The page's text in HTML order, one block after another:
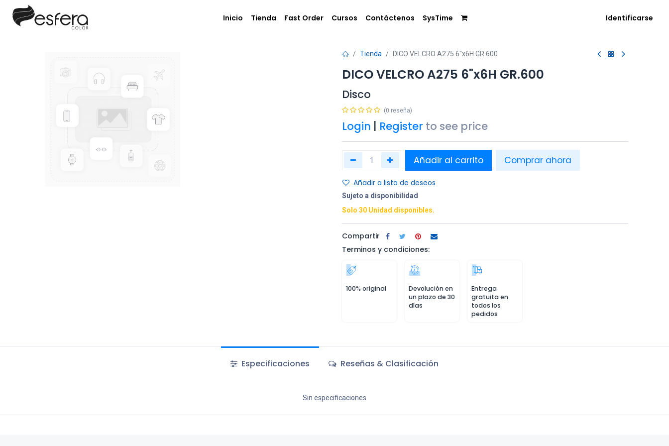
Inicio Tienda Fast Order Cursos Contáctenos SysTime Identificarse
Tienda DICO VELCRO A275 6"x6H GR.600
DICO VELCRO A275 6"x6H GR.600
Disco
(0 reseña)
Login Register to see price
Añadir al carrito Comprar ahora
Añadir a lista de deseos
Sujeto a disponibilidad
Solo 30 Unidad disponibles.
Compartir
Terminos y condiciones:
100% original
Devolución en
un plazo de 30
días
Entrega
gratuita en
todos los
pedidos
Especificaciones Reseñas & Clasificación
Sin especificaciones